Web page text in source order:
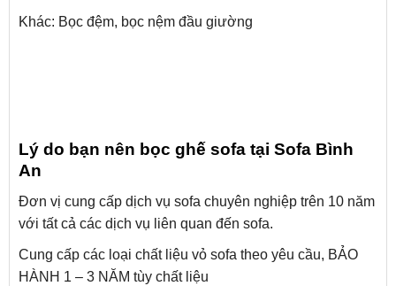
Khác: Bọc đệm, bọc nệm đầu giường
Lý do bạn nên bọc ghế sofa tại Sofa Bình
An
Đơn vị cung cấp dịch vụ sofa chuyên nghiệp trên 10 năm
với tất cả các dịch vụ liên quan đến sofa.
Cung cấp các loại chất liệu vỏ sofa theo yêu cầu, BẢO
HÀNH 1 – 3 NĂM tùy chất liệu